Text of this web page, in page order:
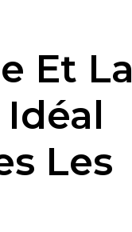
Et
Les